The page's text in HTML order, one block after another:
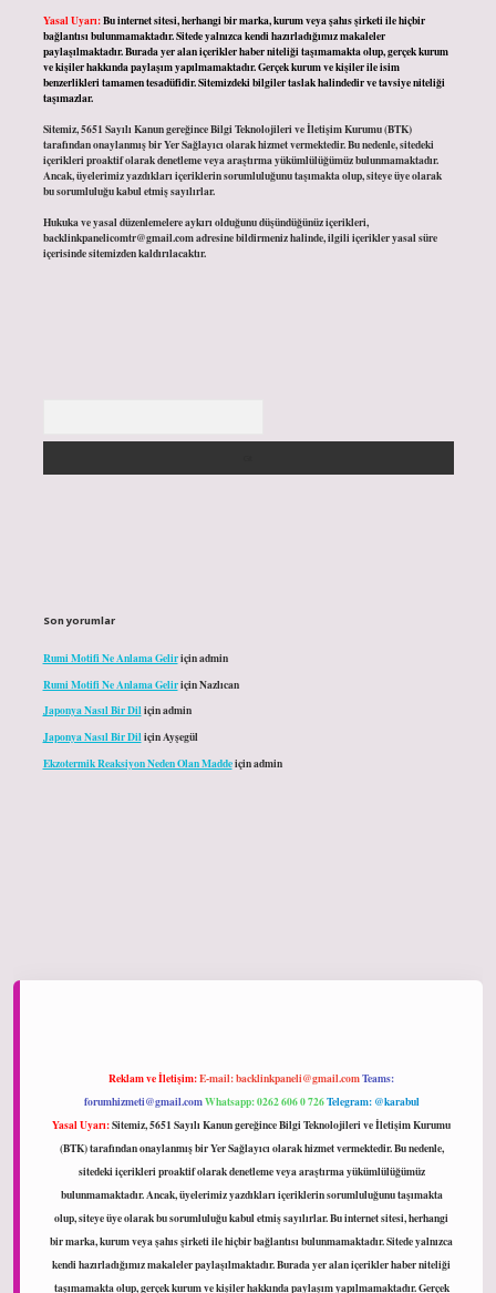
Yasal Uyarı:Bu internet sitesi, herhangi bir marka, kurum veya şahıs şirketi ile hiçbir
bağlantısı bulunmamaktadır. Sitede yalnızca kendi hazırladığımız makaleler
paylaşılmaktadır. Burada yer alan içerikler haber niteliği taşımamakta olup, gerçek kurum
ve kişiler hakkında paylaşım yapılmamaktadır. Gerçek kurum ve kişiler ile isim
benzerlikleri tamamen tesadüfidir. Sitemizdeki bilgiler taslak halindedir ve tavsiye niteliği
taşımazlar.
Sitemiz, 5651 Sayılı Kanun gereğince Bilgi Teknolojileri ve İletişim Kurumu (BTK)
tarafından onaylanmış bir Yer Sağlayıcı olarak hizmet vermektedir. Bu nedenle, sitedeki
içerikleri proaktif olarak denetleme veya araştırma yükümlülüğümüz bulunmamaktadır.
Ancak, üyelerimiz yazdıkları içeriklerin sorumluluğunu taşımakta olup, siteye üye olarak
bu sorumluluğu kabul etmiş sayılırlar.
Hukuka ve yasal düzenlemelere aykırı olduğunu düşündüğünüz içerikleri,
backlinkpanelicomtr@gmail.comadresine bildirmeniz halinde, ilgili içerikler yasal süre
içerisinde sitemizden kaldırılacaktır.
Son yorumlar
Rumi Motifi Ne Anlama Geliriçinadmin
Rumi Motifi Ne Anlama GeliriçinNazlıcan
Japonya Nasıl Bir Diliçinadmin
Japonya Nasıl Bir DiliçinAyşegül
Ekzotermik Reaksiyon Neden Olan Maddeiçinadmin
Reklam ve İletişim:E-mail:backlinkpaneli@gmail.comTeams:
forumhizmeti@gmail.comWhatsapp: 0262 606 0 726Telegram: @karabul
Yasal Uyarı:Sitemiz, 5651 Sayılı Kanun gereğince Bilgi Teknolojileri ve İletişim Kurumu
(BTK) tarafından onaylanmış bir Yer Sağlayıcı olarak hizmet vermektedir. Bu nedenle,
sitedeki içerikleri proaktif olarak denetleme veya araştırma yükümlülüğümüz
bulunmamaktadır. Ancak, üyelerimiz yazdıkları içeriklerin sorumluluğunu taşımakta
olup, siteye üye olarak bu sorumluluğu kabul etmiş sayılırlar. Bu internet sitesi, herhangi
bir marka, kurum veya şahıs şirketi ile hiçbir bağlantısı bulunmamaktadır. Sitede yalnızca
kendi hazırladığımız makaleler paylaşılmaktadır. Burada yer alan içerikler haber niteliği
taşımamakta olup, gerçek kurum ve kişiler hakkında paylaşım yapılmamaktadır. Gerçek